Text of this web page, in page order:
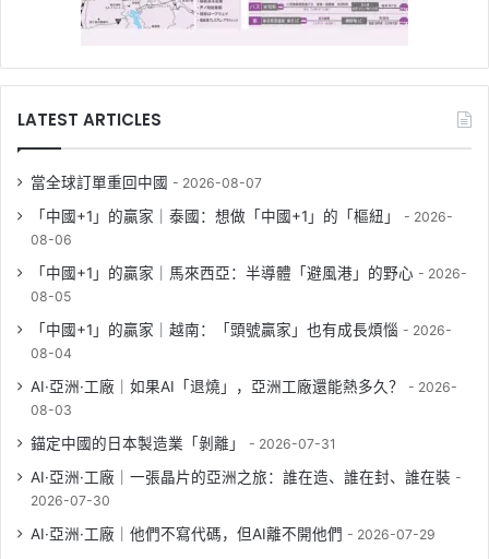
LATEST ARTICLES
當全球訂單重回中國 2026-08-07
「中國+1」的贏家｜泰國：想做「中國+1」的「樞紐」
2026-
08-06
「中國+1」的贏家｜馬來西亞：半導體「避風港」的野心
2026-
08-05
「中國+1」的贏家｜越南：「頭號贏家」也有成長煩惱
2026-
08-04
AI·亞洲·工廠｜如果AI「退燒」，亞洲工廠還能熱多久？
2026-
08-03
錨定中國的日本製造業「剝離」 2026-07-31
AI·亞洲·工廠｜一張晶片的亞洲之旅：誰在造、誰在封、誰在裝
2026-07-30
AI·亞洲·工廠｜他們不寫代碼，但AI離不開他們 2026-07-29